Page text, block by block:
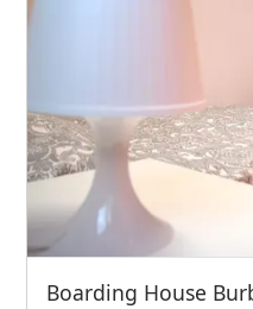
Boarding House